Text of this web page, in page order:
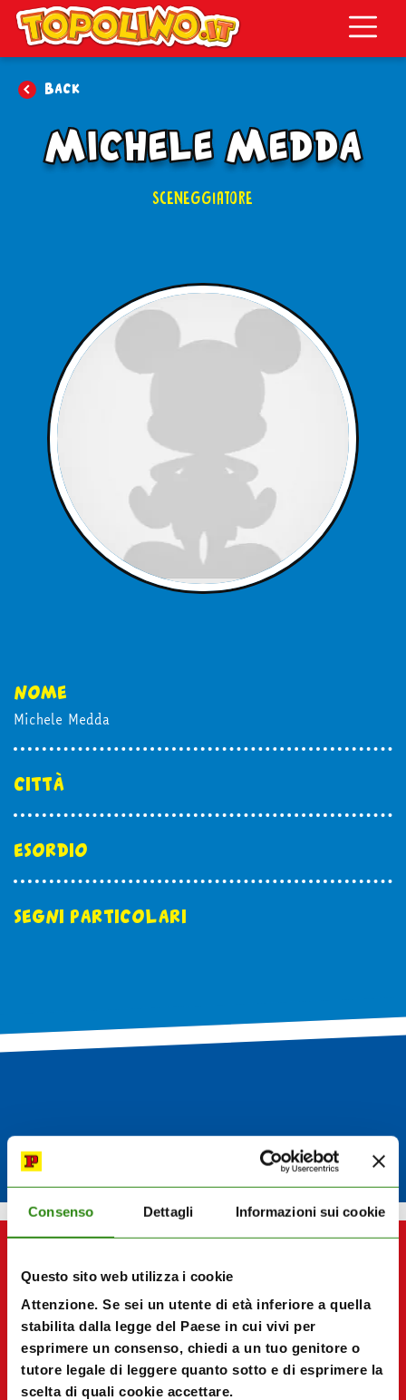
Consenso Dettagli Informazioni sui cookie
Questo sito web utilizza i cookie
Attenzione. Se sei un utente di età inferiore a quella
stabilita dalla legge del Paese in cui vivi per
esprimere un consenso, chiedi a un tuo genitore o
tutore legale di leggere quanto sotto e di esprimere la
scelta di quali cookie accettare.
Topolino.it
in edicola
mondo fumetto
acquista
Back
Michele Medda
SCENEGGIATORE
nome
Michele Medda
città
esordio
segni particolari